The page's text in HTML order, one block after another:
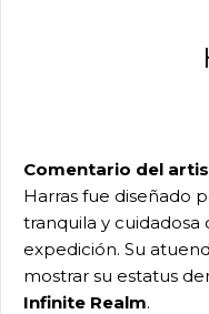
Comentario del
Harras fue diseñado
tranquila y
expedición. Su
mostrar su estatus
Infinite Realm.